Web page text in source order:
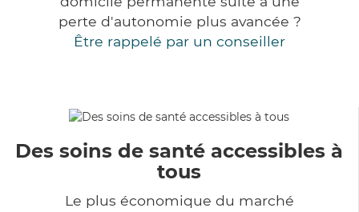
perte d'autonomie plus avancée ?
Être rappelé par un conseiller
Des soins de santé accessibles à
tous
Le plus économique du marché